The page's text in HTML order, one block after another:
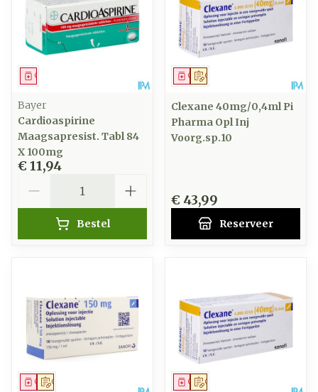
Geneesmiddel
Bayer
Cardioaspirine
Maagsapresist. Tabl 84
X 100mg
€ 11,94
Bestel
Op voorschrift
Geneesmiddel
Clexane 40mg/0,4ml Pi
Pharma Opl Inj
Voorg.sp.10
€ 43,99
Reserveer
Op voorschrift
Geneesmiddel Op voorschrift
Geneesmiddel